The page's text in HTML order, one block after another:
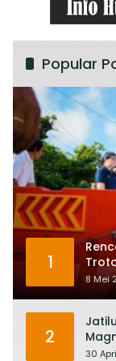
Popular
1
8 Mei
2
Satu
30